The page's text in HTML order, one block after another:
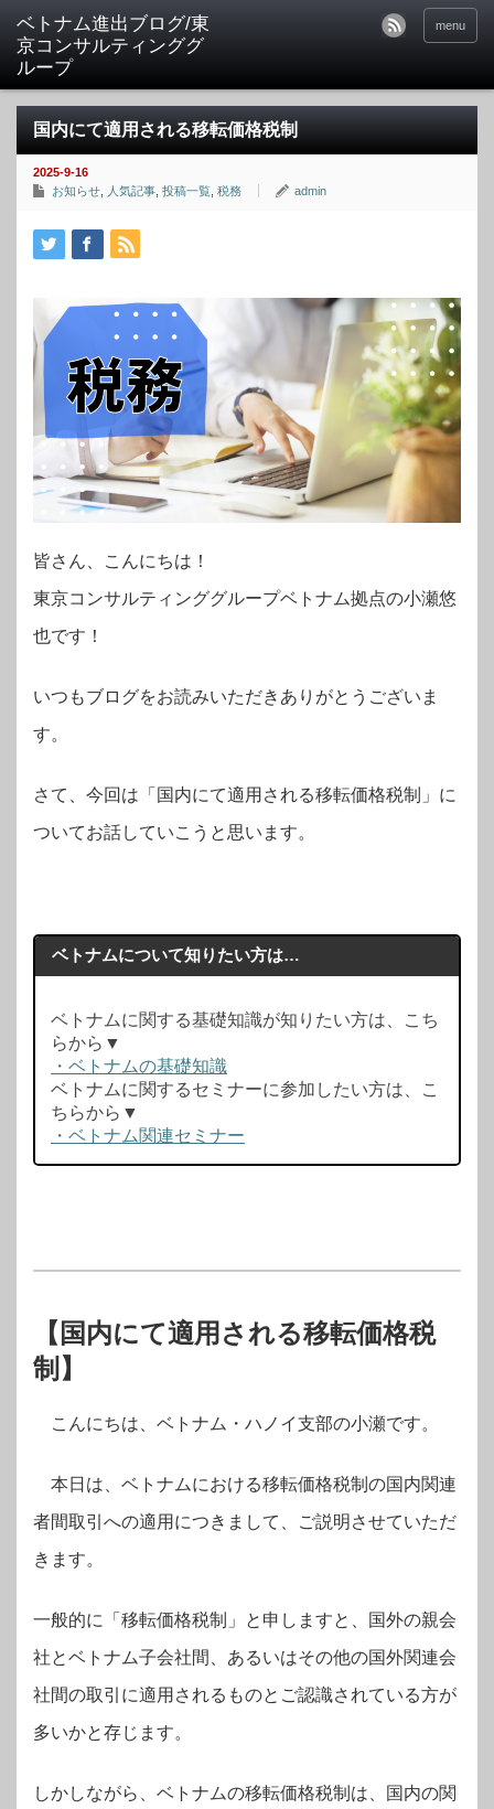
ベトナム進出ブログ/東
京コンサルティンググ
ループ
menu
国内にて適用される移転価格税制
2025-9-16
お知らせ
人気記事 投稿一覧 税務 admin
皆さん、こんにちは！
東京コンサルティンググループベトナム拠点の小瀬悠
也です！
いつもブログをお読みいただきありがとうございま
す。
さて、今回は「国内にて適用される移転価格税制」に
ついてお話していこうと思います。
ベトナムについて知りたい方は…
ベトナムに関する基礎知識が知りたい方は、こち
らから▼
・ベトナムの基礎知識
ベトナムに関するセミナーに参加したい方は、こ
ちらから▼
・ベトナム関連セミナー
【国内にて適用される移転価格税
制】
こんにちは、ベトナム・ハノイ支部の小瀬です。
本日は、ベトナムにおける移転価格税制の国内関連
者間取引への適用につきまして、ご説明させていただ
きます。
一般的に「移転価格税制」と申しますと、国外の親会
社とベトナム子会社間、あるいはその他の国外関連会
社間の取引に適用されるものとご認識されている方が
多いかと存じます。
しかしながら、ベトナムの移転価格税制は、国内の関